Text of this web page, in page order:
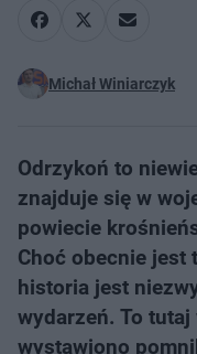
Michał Winiarczyk
Odrzykoń to
znajduje się w
powiecie
Choć obecnie jest
historia jest
wydarzeń. To
wystawiono